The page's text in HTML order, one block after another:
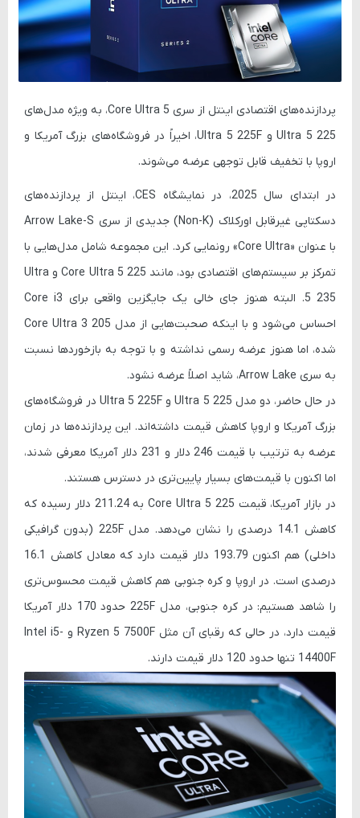
پردازنده‌های اقتصادی اینتل از سری Core Ultra 5، به ویژه مدل‌های
Ultra 5 225 و Ultra 5 225F، اخیراً در فروشگاه‌های بزرگ آمریکا و
اروپا با تخفیف قابل توجهی عرضه می‌شوند.
در ابتدای سال 2025، در نمایشگاه CES، اینتل از پردازنده‌های
دسکتاپی غیرقابل اورکلاک (Non-K) جدیدی از سری Arrow Lake-S
با عنوان «Core Ultra» رونمایی کرد. این مجموعه شامل مدل‌هایی با
تمرکز بر سیستم‌های اقتصادی بود، مانند Core Ultra 5 225 و Ultra
5 235. البته هنوز جای خالی یک جایگزین واقعی برای Core i3
احساس می‌شود و با اینکه صحبت‌هایی از مدل Core Ultra 3 205
شده، اما هنوز عرضه رسمی نداشته و با توجه به بازخوردها نسبت
به سری Arrow Lake، شاید اصلاً عرضه نشود.
در حال حاضر، دو مدل Ultra 5 225 و Ultra 5 225F در فروشگاه‌های
بزرگ آمریکا و اروپا کاهش قیمت داشته‌اند. این پردازنده‌ها در زمان
عرضه به ترتیب با قیمت 246 دلار و 231 دلار آمریکا معرفی شدند،
اما اکنون با قیمت‌های بسیار پایین‌تری در دسترس هستند.
در بازار آمریکا، قیمت Core Ultra 5 225 به 211.24 دلار رسیده که
کاهش 14.1 درصدی را نشان می‌دهد. مدل 225F (بدون گرافیکی
داخلی) هم اکنون 193.79 دلار قیمت دارد که معادل کاهش 16.1
درصدی است. در اروپا و کره جنوبی هم کاهش قیمت محسوس‌تری
را شاهد هستیم: در کره جنوبی، مدل 225F حدود 170 دلار آمریکا
قیمت دارد، در حالی که رقبای آن مثل Ryzen 5 7500F و Intel i5-
14400F تنها حدود 120 دلار قیمت دارند.